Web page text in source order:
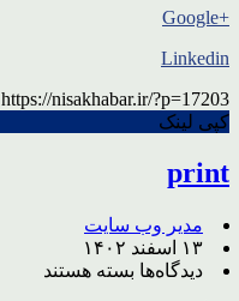
+Google
Linkedin
https://nisakhabar.ir/?p=17203
کپی لینک
print
مدیر وب سایت
۱۳ اسفند ۱۴۰۲
دیدگاه‌ها برای
بسته هستند